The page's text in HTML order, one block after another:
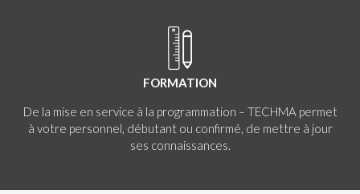
FORMATION
De la mise en service à la programmation – TECHMA permet
à votre personnel, débutant ou confirmé, de mettre à jour
ses connaissances.